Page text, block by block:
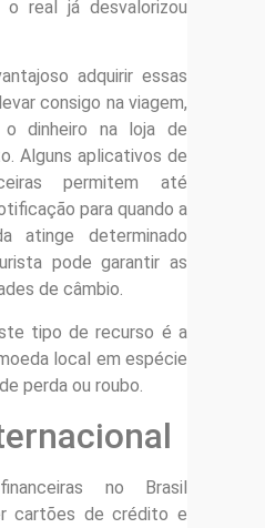
real já desvalorizou
adquirir essas
consigo na viagem,
dinheiro na loja de
Alguns aplicativos de
permitem até
para quando a
atinge determinado
pode garantir as
de câmbio.
tipo de recurso é a
local em espécie
perda ou roubo.
no Brasil
cartões de crédito e